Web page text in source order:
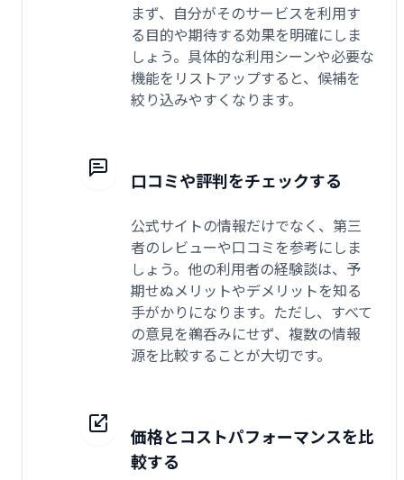
まず、自分がそのサービスを利用す
る目的や期待する効果を明確にしま
しょう。具体的な利用シーンや必要な
機能をリストアップすると、候補を
絞り込みやすくなります。
口コミや評判をチェックする
公式サイトの情報だけでなく、第三
者のレビューや口コミを参考にしま
しょう。他の利用者の経験談は、予
期せぬメリットやデメリットを知る
手がかりになります。ただし、すべて
の意見を鵜呑みにせず、複数の情報
源を比較することが大切です。
価格とコストパフォーマンスを比
較する